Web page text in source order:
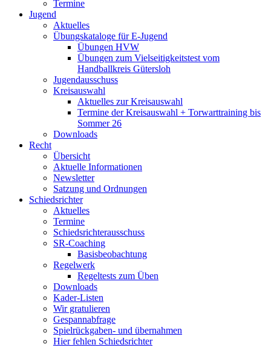
Termine
Jugend
Aktuelles
Übungskataloge für E-Jugend
Übungen HVW
Übungen zum Vielseitigkeitstest vom
Handballkreis Gütersloh
Jugendausschuss
Kreisauswahl
Aktuelles zur Kreisauswahl
Termine der Kreisauswahl + Torwarttraining bis
Sommer 26
Downloads
Recht
Übersicht
Aktuelle Informationen
Newsletter
Satzung und Ordnungen
Schiedsrichter
Aktuelles
Termine
Schiedsrichterausschuss
SR-Coaching
Basisbeobachtung
Regelwerk
Regeltests zum Üben
Downloads
Kader-Listen
Wir gratulieren
Gespannabfrage
Spielrückgaben- und übernahmen
Hier fehlen Schiedsrichter